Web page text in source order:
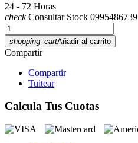
24 - 72 Horas
checkConsultar Stock 0995486739
shopping_cartAñadir al carrito
Compartir
Compartir
Tuitear
Calcula Tus Cuotas